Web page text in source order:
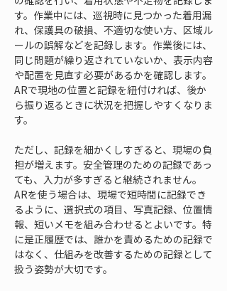
す。作業中には、巡視時に見つかった着用漏
れ、保護具の破損、不適切な使い方、区域ル
ールの誤解などを記録します。作業後には、
同じ問題が繰り返されていないか、表示内容
や配置を見直す必要があるかを確認します。
ARで現地の位置と記録を紐付ければ、後か
ら振り返るときに状況を把握しやすくなりま
す。
ただし、記録を細かくしすぎると、現場の負
担が増えます。安全管理のための記録であっ
ても、入力が多すぎると継続されません。
ARを使う場合は、現場で短時間に記録でき
るように、選択式の項目、写真記録、位置情
報、短いメモを組み合わせるとよいです。特
に是正履歴では、誰かを責めるための記録で
はなく、仕組みを改善するための記録として
扱う姿勢が大切です。